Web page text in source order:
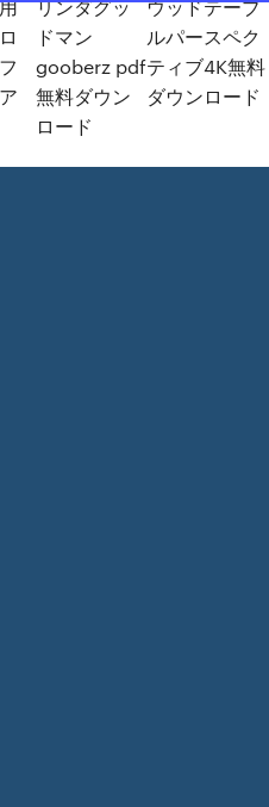
リンダグッ
ドマン
gooberz pdf
無料ダウン
ロード
ウッドテーブ
ルパースペク
ティブ4K無料
ダウンロード